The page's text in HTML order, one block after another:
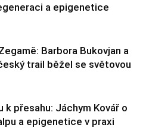
a epigenetice
Barbora Bukovjan a
trail běžel se světovou
k přesahu: Jáchym Kovář o
a epigenetice v praxi